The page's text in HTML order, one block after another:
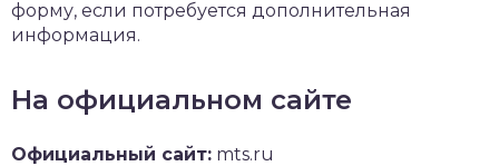
форму, если потребуется дополнительная
информация.
На официальном сайте
Официальный сайт: mts.ru